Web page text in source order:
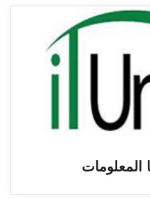
المعلومات